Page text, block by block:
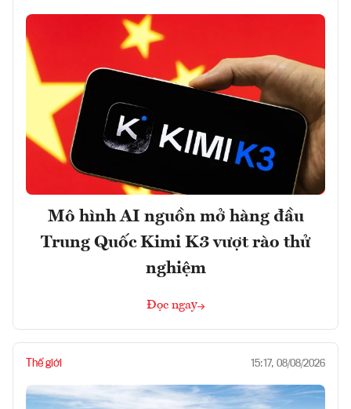
Mô hình AI nguồn mở hàng đầu
Trung Quốc Kimi K3 vượt rào thử
nghiệm
Đọc ngay
Thế giới 15:17, 08/08/2026